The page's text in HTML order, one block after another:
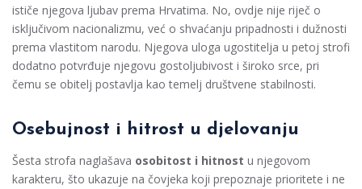
ističe njegova ljubav prema Hrvatima. No, ovdje nije riječ o
isključivom nacionalizmu, već o shvaćanju pripadnosti i dužnosti
prema vlastitom narodu. Njegova uloga ugostitelja u petoj strofi
dodatno potvrđuje njegovu gostoljubivost i široko srce, pri
čemu se obitelj postavlja kao temelj društvene stabilnosti.
Osebujnost i hitrost u djelovanju
Šesta strofa naglašava osobitost i hitnost u njegovom
karakteru, što ukazuje na čovjeka koji prepoznaje prioritete i ne